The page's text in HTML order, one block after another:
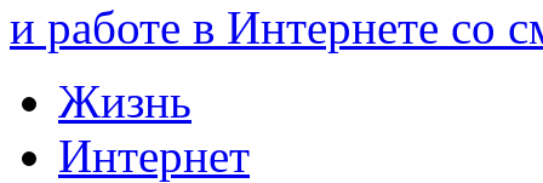
и работе в Интернете со
Жизнь
Интернет